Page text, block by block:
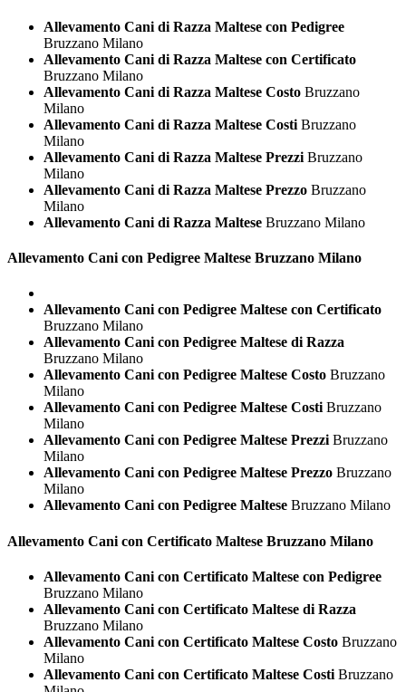
Allevamento Cani di Razza Maltese con Pedigree
Bruzzano Milano
Allevamento Cani di Razza Maltese con Certificato
Bruzzano Milano
Allevamento Cani di Razza Maltese Costo Bruzzano
Milano
Allevamento Cani di Razza Maltese Costi Bruzzano
Milano
Allevamento Cani di Razza Maltese Prezzi Bruzzano
Milano
Allevamento Cani di Razza Maltese Prezzo Bruzzano
Milano
Allevamento Cani di Razza Maltese Bruzzano Milano
Allevamento Cani con Pedigree Maltese Bruzzano Milano
Allevamento Cani con Pedigree Maltese con Certificato
Bruzzano Milano
Allevamento Cani con Pedigree Maltese di Razza
Bruzzano Milano
Allevamento Cani con Pedigree Maltese Costo Bruzzano
Milano
Allevamento Cani con Pedigree Maltese Costi Bruzzano
Milano
Allevamento Cani con Pedigree Maltese Prezzi Bruzzano
Milano
Allevamento Cani con Pedigree Maltese Prezzo Bruzzano
Milano
Allevamento Cani con Pedigree Maltese Bruzzano Milano
Allevamento Cani con Certificato Maltese Bruzzano Milano
Allevamento Cani con Certificato Maltese con Pedigree
Bruzzano Milano
Allevamento Cani con Certificato Maltese di Razza
Bruzzano Milano
Allevamento Cani con Certificato Maltese Costo Bruzzano
Milano
Allevamento Cani con Certificato Maltese Costi Bruzzano